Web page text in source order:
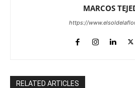
MARCOS
https://
RELATED ARTICLES